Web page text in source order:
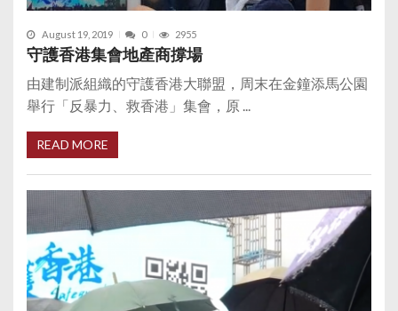
August 19, 2019 0 2955
守護香港集會地產商撐場
由建制派組織的守護香港大聯盟，周末在金鐘添馬公園
舉行「反暴力、救香港」集會，原 ...
READ MORE